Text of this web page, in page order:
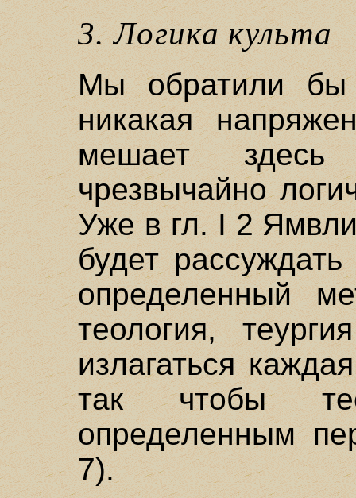
3. Логика культа
Мы обратили
никакая
мешает здесь
чрезвычайно
Уже в гл. I 2
будет
определенный
теология,
излагаться
так чтобы
определенным
7).